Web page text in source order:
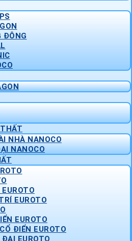
ĐÔNG
NHÀ NANOCO
NANOCO
EUROTO
EUROTO
ĐIỂN EUROTO
EUROTO